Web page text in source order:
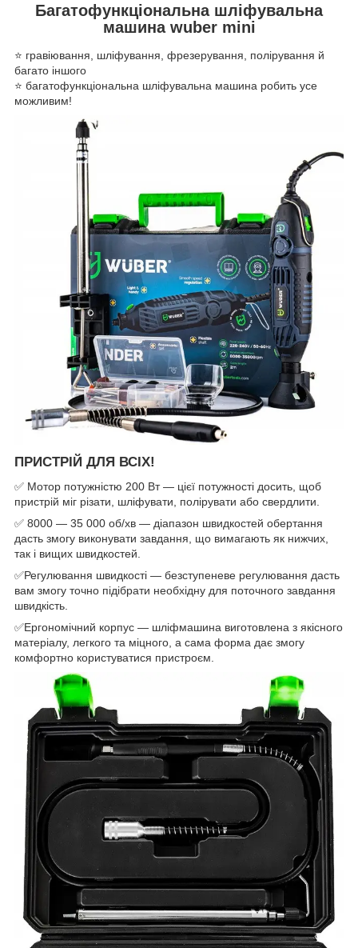
Багатофункціональна шліфувальна
машина wuber mini
⭐️ гравіювання, шліфування, фрезерування, полірування й
багато іншого
⭐️ багатофункціональна шліфувальна машина робить усе
можливим!
ПРИСТРІЙ ДЛЯ ВСІХ!
✅ Мотор потужністю 200 Вт — цієї потужності досить, щоб
пристрій міг різати, шліфувати, полірувати або свердлити.
✅ 8000 — 35 000 об/хв — діапазон швидкостей обертання
дасть змогу виконувати завдання, що вимагають як нижчих,
так і вищих швидкостей.
✅Регулювання швидкості — безступеневе регулювання дасть
вам змогу точно підібрати необхідну для поточного завдання
швидкість.
✅Ергономічний корпус — шліфмашина виготовлена з якісного
матеріалу, легкого та міцного, а сама форма дає змогу
комфортно користуватися пристроєм.